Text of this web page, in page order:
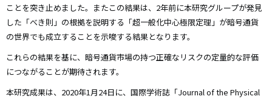
ことを突き止めました。またこの結果は、2年前に本研究グループが発見
した「べき則」の根拠を説明する「超一般化中心極限定理」が暗号通貨
の世界でも成立することを示唆する結果となります。
これらの結果を基に、暗号通貨市場の持つ正確なリスクの定量的な評価
につながることが期待されます。
本研究成果は、2020年1月24日に、国際学術誌「Journal of the Physical